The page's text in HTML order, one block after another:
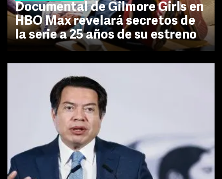
Documental de Gilmore Girls en
HBO Max revelará secretos de
la serie a 25 años de su estreno